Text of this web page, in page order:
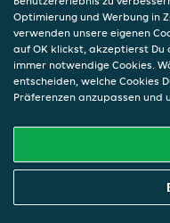
Pasta
mit Zwiebeln,
Mozzarella-
Pasta Norma
Optimierung und Werbung in
verwenden unsere eigenen
auf OK klickst, akzeptierst Du
immer notwendige Cookies.
entscheiden, welche Cookies
Präferenzen anzupassen und